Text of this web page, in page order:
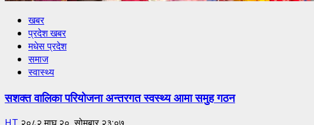
खबर
प्रदेश खबर
मधेस प्रदेश
समाज
स्वास्थ्य
सशक्त वालिका परियोजना अन्तरगत स्वस्थ्य आमा समुह गठन